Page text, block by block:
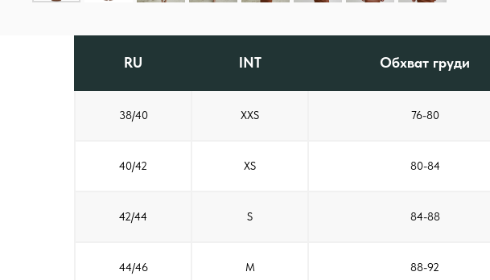
RU INT Обхват груди
38/40 XXS 76-80
40/42 XS 80-84
42/44 S 84-88
44/46 M 88-92